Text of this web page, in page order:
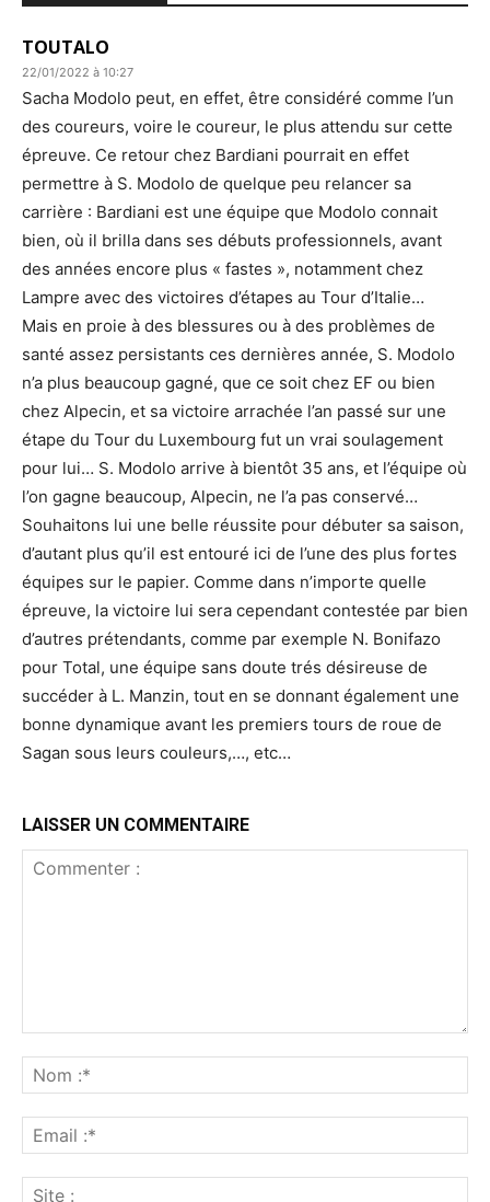
TOUTALO
22/01/2022 à 10:27
Sacha Modolo peut, en effet, être considéré comme l’un
des coureurs, voire le coureur, le plus attendu sur cette
épreuve. Ce retour chez Bardiani pourrait en effet
permettre à S. Modolo de quelque peu relancer sa
carrière : Bardiani est une équipe que Modolo connait
bien, où il brilla dans ses débuts professionnels, avant
des années encore plus « fastes », notamment chez
Lampre avec des victoires d’étapes au Tour d’Italie…
Mais en proie à des blessures ou à des problèmes de
santé assez persistants ces dernières année, S. Modolo
n’a plus beaucoup gagné, que ce soit chez EF ou bien
chez Alpecin, et sa victoire arrachée l’an passé sur une
étape du Tour du Luxembourg fut un vrai soulagement
pour lui… S. Modolo arrive à bientôt 35 ans, et l’équipe où
l’on gagne beaucoup, Alpecin, ne l’a pas conservé…
Souhaitons lui une belle réussite pour débuter sa saison,
d’autant plus qu’il est entouré ici de l’une des plus fortes
équipes sur le papier. Comme dans n’importe quelle
épreuve, la victoire lui sera cependant contestée par bien
d’autres prétendants, comme par exemple N. Bonifazo
pour Total, une équipe sans doute trés désireuse de
succéder à L. Manzin, tout en se donnant également une
bonne dynamique avant les premiers tours de roue de
Sagan sous leurs couleurs,…, etc…
LAISSER UN COMMENTAIRE